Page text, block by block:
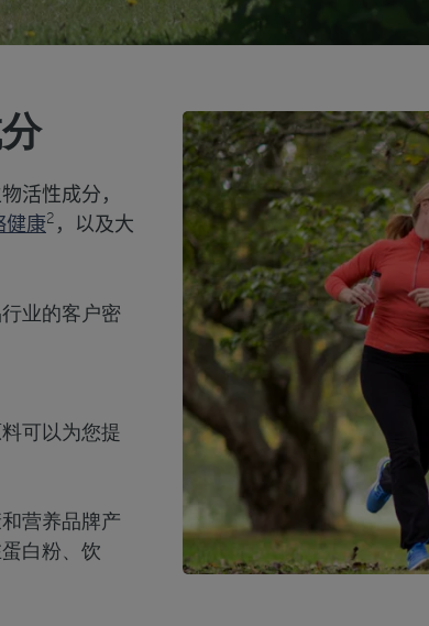
活性成分，
健康2 ， 以及大
业的客户密
可以为您提
营养品牌产
白粉、饮